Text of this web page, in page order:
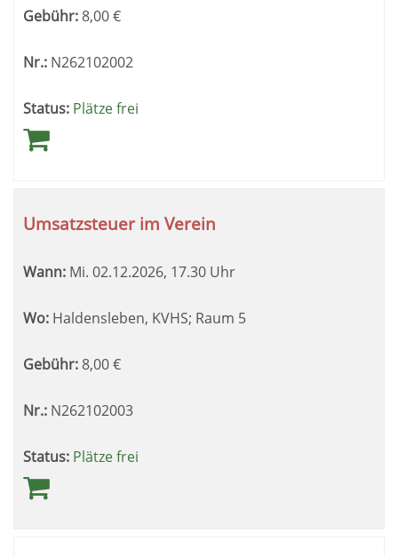
Gebühr:8,00€
Nr.: N262102002
Status: Plätze frei
Umsatzsteuer im Verein
Wann: Mi. 02.12.2026, 17.30 Uhr
Wo: Haldensleben, KVHS; Raum 5
Gebühr: 8,00€
Nr.: N262102003
Status: Plätze frei